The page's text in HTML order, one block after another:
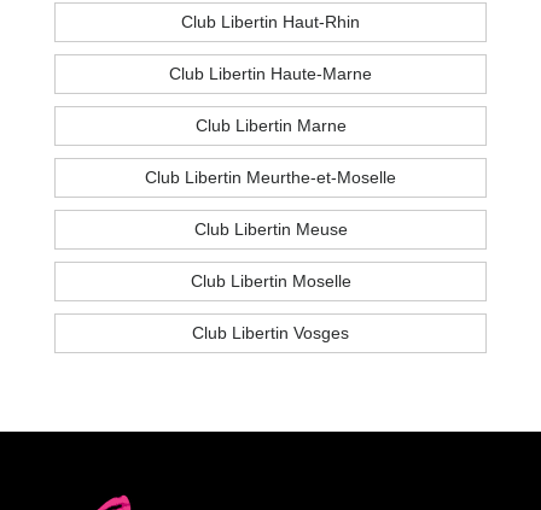
Club Libertin Haut-Rhin
Club Libertin Haute-Marne
Club Libertin Marne
Club Libertin Meurthe-et-Moselle
Club Libertin Meuse
Club Libertin Moselle
Club Libertin Vosges